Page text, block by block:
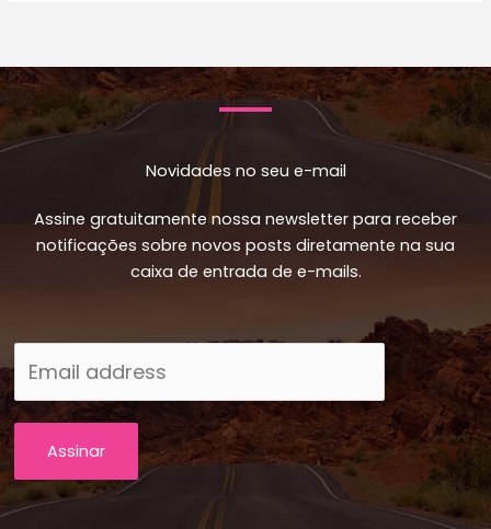
Novidades no seu e-mail
Assine gratuitamente nossa newsletter para receber
notificações sobre novos posts diretamente na sua
caixa de entrada de e-mails.
Assinar